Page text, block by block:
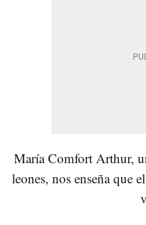
María Comfort Arthur,
leones, nos enseña que